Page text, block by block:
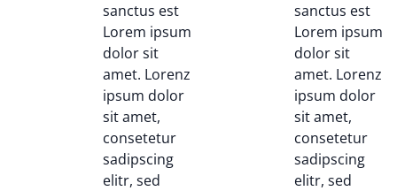
sanctus est
Lorem ipsum
dolor sit
amet. Lorenz
ipsum dolor
sit amet,
consetetur
sadipscing
elitr, sed
sanctus est
Lorem ipsum
dolor sit
amet. Lorenz
ipsum dolor
sit amet,
consetetur
sadipscing
elitr, sed